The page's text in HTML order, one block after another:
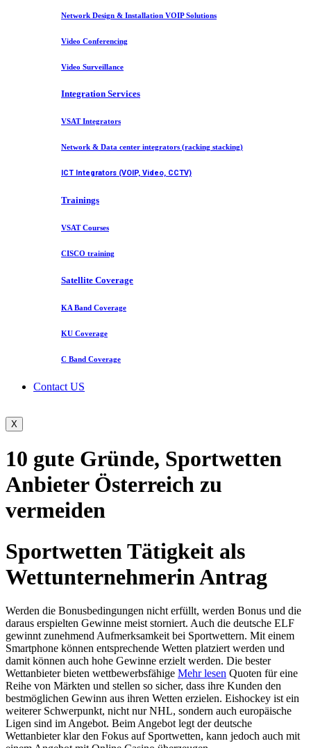
Network Design & Installation VOIP Solutions
Video Conferencing
Video Surveillance
Integration Services
VSAT Integrators
Network & Data center integrators (racking stacking)
ICT Integrators (VOIP, Video, CCTV)
Trainings
VSAT Courses
CISCO training
Satellite Coverage
KA Band Coverage
KU Coverage
C Band Coverage
Contact US
X
10 gute Gründe, Sportwetten
Anbieter Österreich zu
vermeiden
Sportwetten Tätigkeit als
Wettunternehmerin Antrag
Werden die Bonusbedingungen nicht erfüllt, werden Bonus und die
daraus erspielten Gewinne meist storniert. Auch die deutsche ELF
gewinnt zunehmend Aufmerksamkeit bei Sportwettern. Mit einem
Smartphone können entsprechende Wetten platziert werden und
damit können auch hohe Gewinne erzielt werden. Die bester
Wettanbieter bieten wettbewerbsfähige Mehr lesen Quoten für eine
Reihe von Märkten und stellen so sicher, dass ihre Kunden den
bestmöglichen Gewinn aus ihren Wetten erzielen. Eishockey ist ein
weiterer Schwerpunkt, nicht nur NHL, sondern auch europäische
Ligen sind im Angebot. Beim Angebot legt der deutsche
Wettanbieter klar den Fokus auf Sportwetten, kann jedoch auch mit